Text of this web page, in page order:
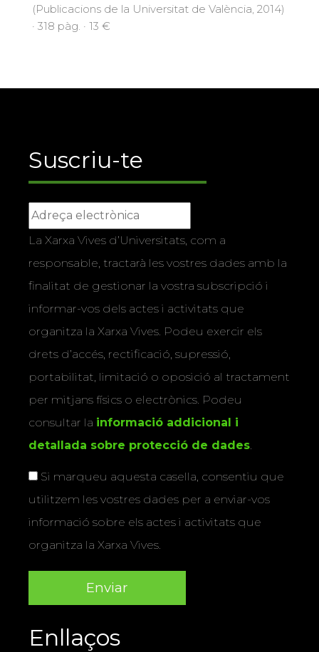
(Publicacions de la Universitat de València, 2014)
· 318 pàg. · 13 €
Suscriu-te
La Xarxa Vives d’Universitats, com a
responsable, tractarà les vostres dades amb la
finalitat de gestionar la vostra subscripció i
informar-vos dels actes i activitats que
organitza la Xarxa Vives. Podeu exercir els
drets d’accés, rectificació, supressió,
portabilitat, limitació o oposició al tractament
per mitjans físics o electrònics. Podeu
consultar la informació addicional i
detallada sobre protecció de dades.
Si marqueu aquesta casella, consentiu que
utilitzem les vostres dades per a enviar-vos
informació sobre els actes i activitats que
organitza la Xarxa Vives.
Enllaços